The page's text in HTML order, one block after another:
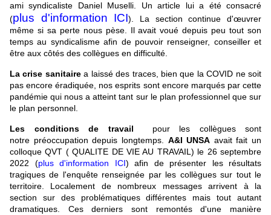
ami syndicaliste Daniel Muselli. Un article lui a été consacré
(plus d'information ICI). La section continue d'œuvrer
même si sa perte nous pèse. Il avait voué depuis peu tout son
temps au syndicalisme afin de pouvoir renseigner, conseiller et
être aux côtés des collègues en difficulté.
La crise sanitairea laissé des traces, bien que la COVID ne soit
pas encore éradiquée, nos esprits sont encore marqués par cette
pandémie qui nous a atteint tant sur le plan professionnel que sur
le plan personnel.
Les conditions de travail
pour les collègues sont
notre préoccupation depuis longtemps. A&I UNSA avait fait un
colloque QVT ( QUALITE DE VIE AU TRAVAIL) le 26 septembre
2022 (plus d'information ICI) afin de présenter les résultats
tragiques de l'enquête renseignée par les collègues sur tout le
territoire. Localement de nombreux messages arrivent à la
section sur des problématiques différentes mais tout autant
dramatiques. Ces derniers sont remontés d'une manière